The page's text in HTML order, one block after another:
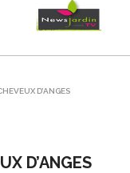
D’ANGES
D’ANGES